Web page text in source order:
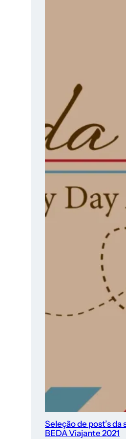
Seleção de post’s da
BEDA Viajante 2021